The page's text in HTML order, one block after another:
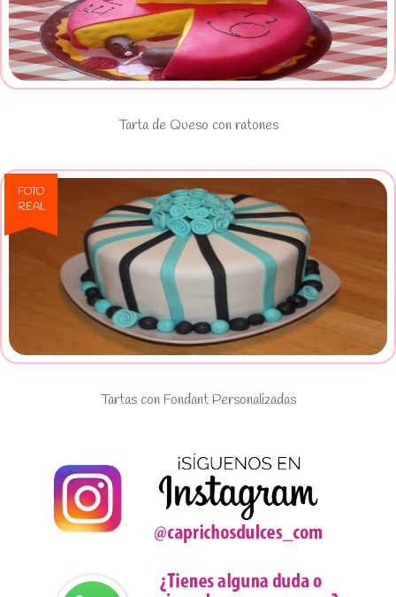
Ver Tarta de Queso con ratones
Tarta de Queso con ratones
FOTO
REAL
Ver Tartas con Fondant
Personalizadas
Tartas con Fondant Personalizadas